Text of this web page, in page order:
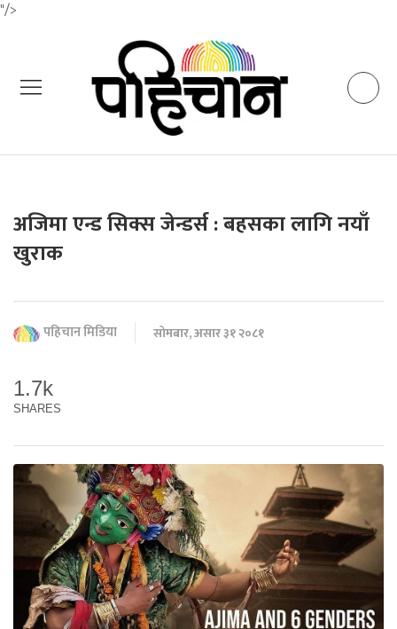
"/>
अजिमा एन्ड सिक्स जेन्डर्स : बहसका लागि नयाँ
खुराक
पहिचान मिडिया सोमबार, असार ३१ २०८१
1.7k
SHARES